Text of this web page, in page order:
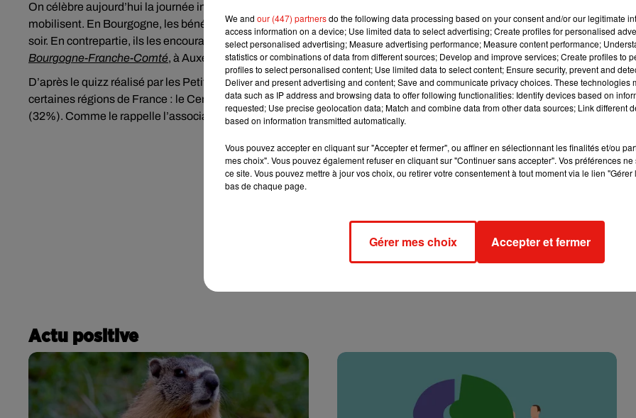
On célèbre aujourd’hui la journée internationale des personnes âgées. A cette occasion, plusieurs associations se
mobilisent. En Bourgogne, les bénévoles des Petits frères des pauvres distribueront des roses gratuitement aux passants
soir. En contrepartie, ils les encourageront à aller l’offrir à une personne âgée isolée de leur entourage. SelonFrance 3
Bourgogne-Franche-Comté, à Auxerre, la distribution aura lieu entre 17 et 19h.
D’après le quizz réalisé par les Petits Pères des Pauvres, les personnes âgées ressentent plus fortement la solitude dans
certaines régions de France : le Centre-Val de Loire (40%), la Bourgogne-Franche-Comté (34%) et la Nouvelle-Aquitaine
(32%). Comme le rappelle l’association :
« une société qui oublie les plus âgés perd toute humanité ! »
Actu positive
We and our (447) partnersdo the following data processing based on your consent and/or our legitimate
access information on a device; Use limited data to select advertising; Create profiles for personalised
select personalised advertising; Measure advertising performance; Measure content performance;
statistics or combinations of data from different sources; Develop and improve services; Create profiles to
profiles to select personalised content; Use limited data to select content; Ensure security, prevent and
Deliver and present advertising and content; Save and communicate privacy choices. These technologies
data such as IP address and browsing data to offer following functionalities: Identify devices based on
requested; Use precise geolocation data; Match and combine data from other data sources; Link different
based on information transmitted automatically.
Vous pouvez accepter en cliquant sur "Accepter et fermer", ou affiner en sélectionnant les finalités et/ou
mes choix". Vous pouvez également refuser en cliquant sur "Continuer sans accepter". Vos préférences
ce site. Vous pouvez mettre à jour vos choix, ou retirer votre consentement à tout moment via le lien
bas de chaque page.
Gérer mes choix Accepter et fermer